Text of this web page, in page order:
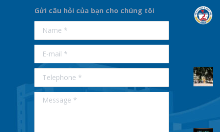
Gửi câu hỏi của bạn cho chúng tôi
supertotobet
betist
Name *
E-mail *
Telephone *
Message *